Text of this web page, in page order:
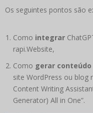
Os seguintes pontos são
Como integrar
rapi.Website,
Como gerar
site WordPress ou blog
Content Writing
Generator) All in One”.